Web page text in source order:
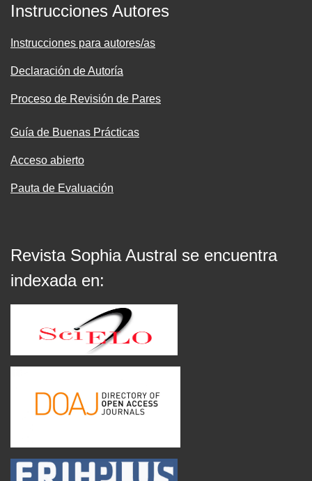
Instrucciones Autores
Instrucciones para autores/as
Declaración de Autoría
Proceso de Revisión de Pares
Guía de Buenas Prácticas
Acceso abierto
Pauta de Evaluación
Revista Sophia Austral se encuentra
indexada en: